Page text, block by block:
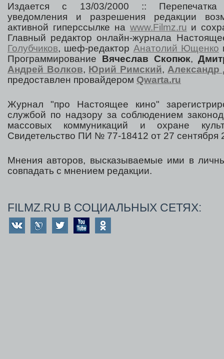
Издается с 13/03/2000 :: Перепечатка
уведомления и разрешения редакции
активной гиперссылке на www.Filmz.ru и
Главный редактор онлайн-журнала
Голубчиков, шеф-редактор Анатолий Ющенко
Программирование Вячеслав Скопюк,
Андрей Волков, Юрий Римский, Александр
предоставлен провайдером Qwarta.ru
Журнал "про Настоящее кино"
службой по надзору за соблюдением
массовых коммуникаций и охране
Свидетельство ПИ № 77-18412 от 27 сентября
Мнения авторов, высказываемые ими в
совпадать с мнением редакции.
FILMZ.RU В СОЦИАЛЬНЫХ СЕТЯХ: